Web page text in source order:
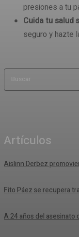
presiones a tu
Cuida tu salud
seguro y hazte
Artículos
Aislinn Derbez
Fito Páez se recupera
A 24 años del asesinato